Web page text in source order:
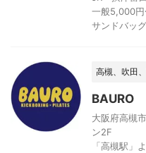
一般5,000
サンドバッ
高槻、吹田
BAURO
大阪府高槻
ン2F
「高槻駅」